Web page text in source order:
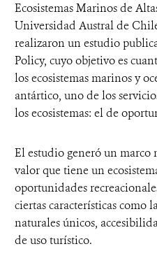
Ecosistemas Marinos de
Universidad Austral de
realizaron un estudio
Policy, cuyo objetivo es
los ecosistemas marinos y
antártico, uno de los
los ecosistemas: el de
El estudio generó un
valor que tiene un
oportunidades
ciertas características como
naturales únicos,
de uso turístico.